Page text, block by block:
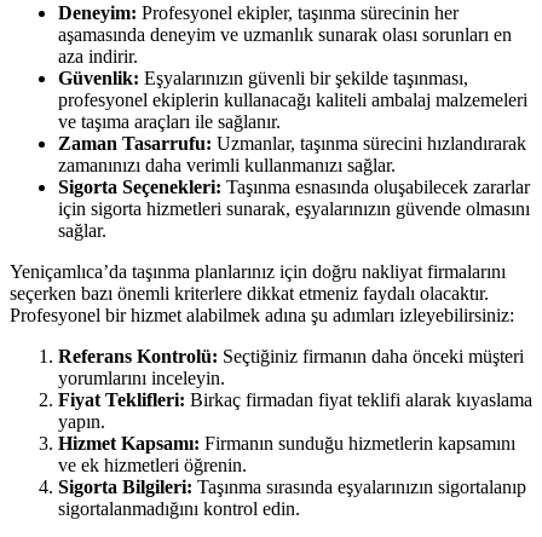
Deneyim: Profesyonel ekipler, taşınma sürecinin her
aşamasında deneyim ve uzmanlık sunarak olası sorunları en
aza indirir.
Güvenlik: Eşyalarınızın güvenli bir şekilde taşınması,
profesyonel ekiplerin kullanacağı kaliteli ambalaj malzemeleri
ve taşıma araçları ile sağlanır.
Zaman Tasarrufu: Uzmanlar, taşınma sürecini hızlandırarak
zamanınızı daha verimli kullanmanızı sağlar.
Sigorta Seçenekleri: Taşınma esnasında oluşabilecek zararlar
için sigorta hizmetleri sunarak, eşyalarınızın güvende olmasını
sağlar.
Yeniçamlıca’da taşınma planlarınız için doğru nakliyat firmalarını
seçerken bazı önemli kriterlere dikkat etmeniz faydalı olacaktır.
Profesyonel bir hizmet alabilmek adına şu adımları izleyebilirsiniz:
Referans Kontrolü: Seçtiğiniz firmanın daha önceki müşteri
yorumlarını inceleyin.
Fiyat Teklifleri: Birkaç firmadan fiyat teklifi alarak kıyaslama
yapın.
Hizmet Kapsamı: Firmanın sunduğu hizmetlerin kapsamını
ve ek hizmetleri öğrenin.
Sigorta Bilgileri: Taşınma sırasında eşyalarınızın sigortalanıp
sigortalanmadığını kontrol edin.